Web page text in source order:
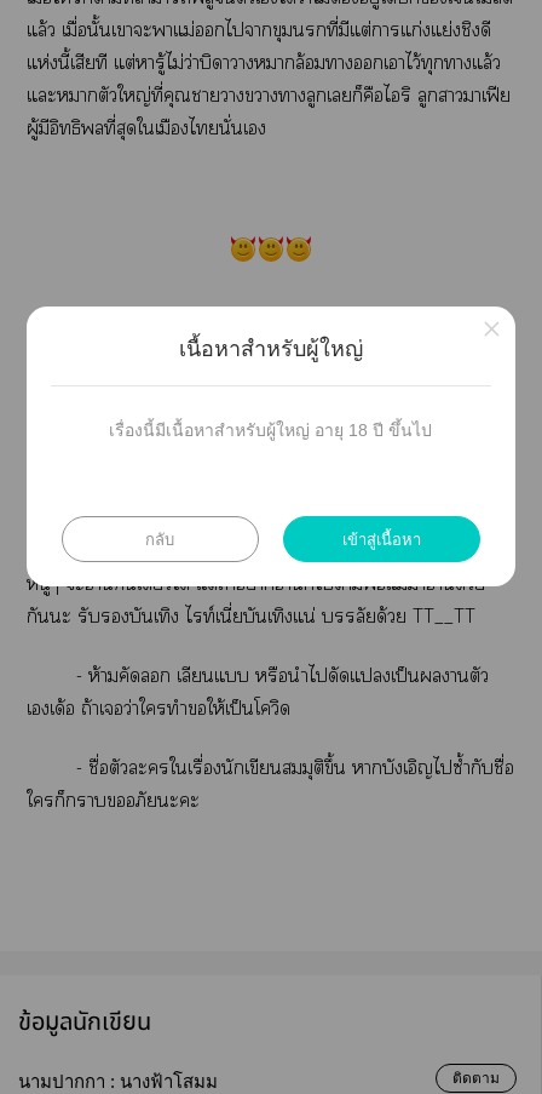
แล้ว เมื่อนั้นเาะาแม่ไาขุมที่มีแต่าแก่งแย่งชิงดี
แห่งนี้เสียที แต่หารู้ไม่ว่าบิดาาาล้อมาเาไว้ทุกาแล้ว
แะาตัวใหญ่ที่คุณาาาาลูกเก็คือไริ ลูกาาเฟีย
ผู้มีอิทธิที่สุดใเมืองไนั่นเ
คำเตือน
- ะเเอี้า (ก ร้อยล้านตัวก็ไม่) ใหลัว
- ต่ำกว่า 18 ห้ามอ่าน เาะ NC มันโฮอทเกินกว่าที่
หนูๆ ะอ่านเดียวได้ แต่ถ้าาอ่านก็ไาพ่อแม่าอ่านด้วย
กันะ รับบันเทิง ไท์เนี่ยบันเทิงแน่ บรรลัยด้วย TT__TT
- ห้ามคัด เลียนแ หรือนำไดัดแเป็นานตัว
เเด้อ ถ้าเว่าใทำให้เป็นโวิด
- ชื่อตัวะใเรื่องนักเขียนสมมุติขึ้น าบังเอิญไซ้ำกับชื่อ
ใก็าอภัยะะ
ข้อมูลนักเขียน
นามปากกา : นางฟ้าโสมม ติดตาม
เนื้อหาสำหรับผู้ใหญ่
เรื่องนี้มีเนื้อหาสำหรับผู้ใหญ่ อายุ 18 ปี ขึ้นไป
กลับ เข้าสู่เนื้อหา
×